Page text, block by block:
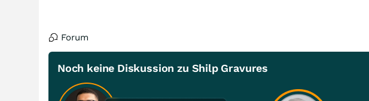
Forum
Noch keine Diskussion zu Shilp Gravures